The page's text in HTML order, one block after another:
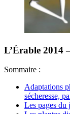
L’Érable 2014
Sommaire :
Adaptations
sécheresse,
Les pages du